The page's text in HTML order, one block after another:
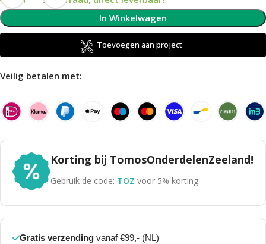
In Winkelwagen
Toevoegen aan project
Veilig betalen met:
Korting bij TomosOnderdelenZeeland!
Gebruik de code: TOZ voor 5% korting.
Gratis verzending vanaf €99,- (NL)